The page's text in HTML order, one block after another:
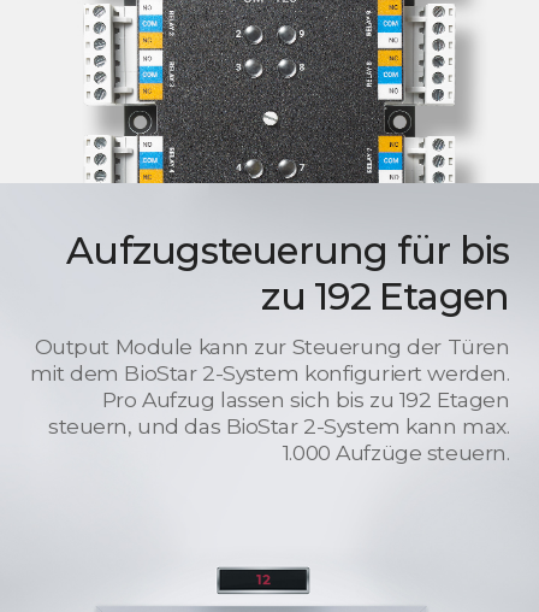
Aufzugsteuerung für bis
zu 192 Etagen
Output Module kann zur Steuerung der Türen
mit dem BioStar 2-System konfiguriert werden.
Pro Aufzug lassen sich bis zu 192 Etagen
steuern, und das BioStar 2-System kann max.
1.000 Aufzüge steuern.